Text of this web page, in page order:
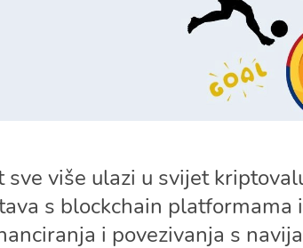
sve više ulazi u svijet
s blockchain platformama
i povezivanja s